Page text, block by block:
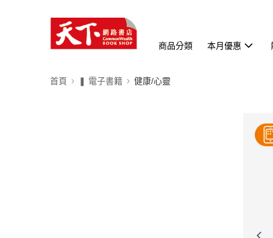
商品分類 本月優惠
首頁 ❚ 電子書籍 健康/心靈